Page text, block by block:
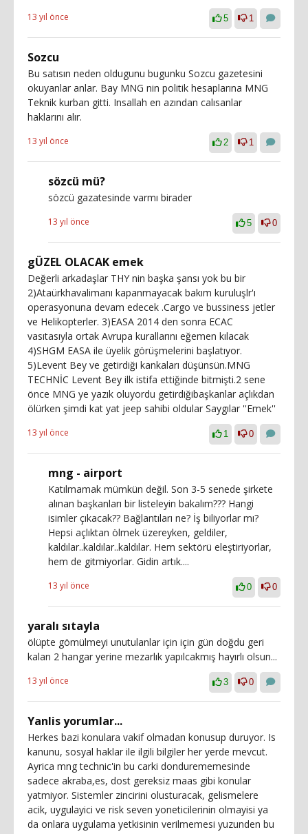
13 yıl önce 5 1
Sozcu
Bu satısın neden oldugunu bugunku Sozcu gazetesini
okuyanlar anlar. Bay MNG nin politik hesaplarına MNG
Teknik kurban gitti. Insallah en azından calısanlar
haklarını alır.
13 yıl önce 2 1
sözcü mü?
sözcü gazatesinde varmı birader
13 yıl önce 5 0
gÜZEL OLACAK emek
Değerli arkadaşlar THY nin başka şansı yok bu bir
2)Ataürkhavalimanı kapanmayacak bakım kuruluşlr'ı
operasyonuna devam edecek .Cargo ve bussiness jetler
ve Helikopterler. 3)EASA 2014 den sonra ECAC
vasıtasıyla ortak Avrupa kurallarını eğemen kılacak
4)SHGM EASA ile üyelik görüşmelerini başlatıyor.
5)Levent Bey ve getirdiği kankaları düşünsün.MNG
TECHNİC Levent Bey ilk istifa ettiğinde bitmişti.2 sene
önce MNG ye yazık oluyordu getirdiğibaşkanlar açlıkdan
ölürken şimdi kat yat jeep sahibi oldular Saygılar ''Emek''
13 yıl önce 1 0
mng - airport
Katılmamak mümkün değil. Son 3-5 senede şirkete
alınan başkanları bir listeleyin bakalım??? Hangi
isimler çıkacak?? Bağlantıları ne? İş biliyorlar mı?
Hepsi açlıktan ölmek üzereyken, geldiler,
kaldılar..kaldılar..kaldılar. Hem sektörü eleştiriyorlar,
hem de gitmiyorlar. Gidin artık....
13 yıl önce 0 0
yaralı sıtayla
ölüpte gömülmeyi unutulanlar için için gün doğdu geri
kalan 2 hangar yerine mezarlık yapılcakmış hayırlı olsun...
13 yıl önce 3 0
Yanlis yorumlar...
Herkes bazi konulara vakif olmadan konusup duruyor. Is
kanunu, sosyal haklar ile ilgili bilgiler her yerde mevcut.
Ayrica mng technic'in bu carki dondurememesinde
sadece akraba,es, dost gereksiz maas gibi konular
yatmiyor. Sistemler zincirini olusturacak, gelismelere
acik, uygulayici ve risk seven yoneticilerinin olmayisi ya
da onlara uygulama yetkisinin verilmemesi yuzunden bu